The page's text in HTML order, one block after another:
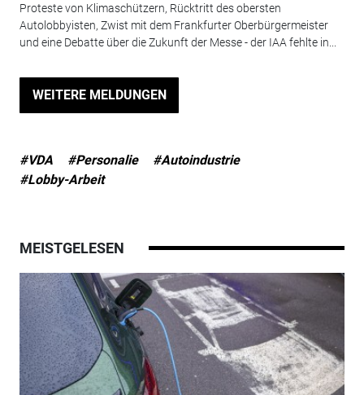
Proteste von Klimaschützern, Rücktritt des obersten
Autolobbyisten, Zwist mit dem Frankfurter Oberbürgermeister
und eine Debatte über die Zukunft der Messe - der IAA fehlte in...
WEITERE MELDUNGEN
#VDA #Personalie
#Autoindustrie
#Lobby-Arbeit
MEISTGELESEN